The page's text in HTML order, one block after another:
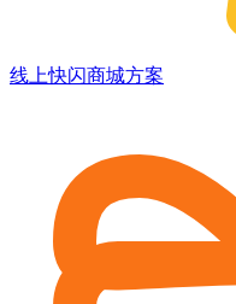
线上快闪商城方案